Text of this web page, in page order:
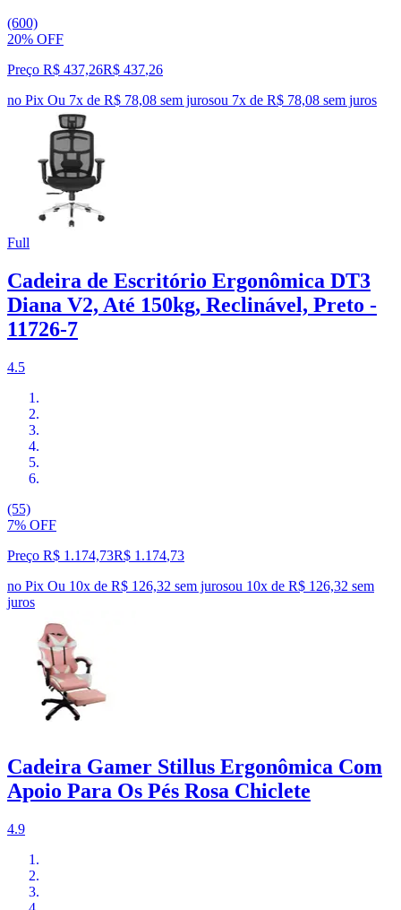
(600)
20% OFF
Preço R$ 437,26R$ 437,26
no Pix Ou 7x de R$ 78,08 sem jurosou 7x de R$ 78,08 sem juros
Full
Cadeira de Escritório Ergonômica DT3
Diana V2, Até 150kg, Reclinável, Preto -
11726-7
4.5
(55)
7% OFF
Preço R$ 1.174,73R$ 1.174,73
no Pix Ou 10x de R$ 126,32 sem jurosou 10x de R$ 126,32 sem
juros
Cadeira Gamer Stillus Ergonômica Com
Apoio Para Os Pés Rosa Chiclete
4.9